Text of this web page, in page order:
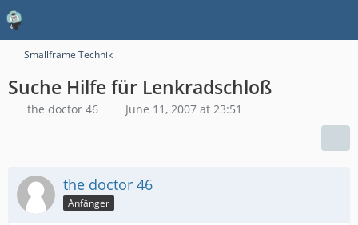
Smallframe Technik
Suche Hilfe für Lenkradschloß
the doctor 46 June 11, 2007 at 23:51
the doctor 46
Anfänger